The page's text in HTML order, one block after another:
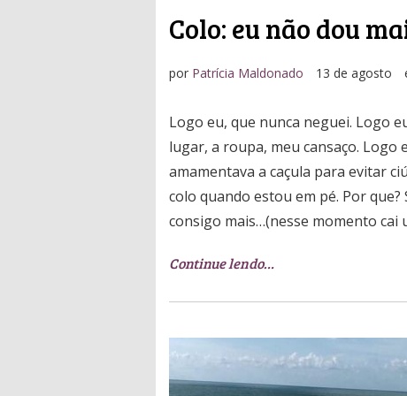
Colo: eu não dou
por Patrícia Maldonado 13 de agosto
Logo eu, que nunca neguei. Logo
lugar, a roupa, meu cansaço. Logo
amamentava a caçula para evitar
colo quando estou em pé. Por
consigo mais…(nesse momento cai
Continue lendo…